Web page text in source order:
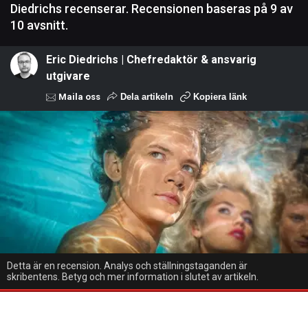
Diedrichs recenserar. Recensionen baseras på 9 av
10 avsnitt.
Eric Diedrichs | Chefredaktör & ansvarig
utgivare
Maila oss Dela artikeln Kopiera länk
Detta är en recension. Analys och ställningstaganden är
skribentens. Betyg och mer information i slutet av artikeln.